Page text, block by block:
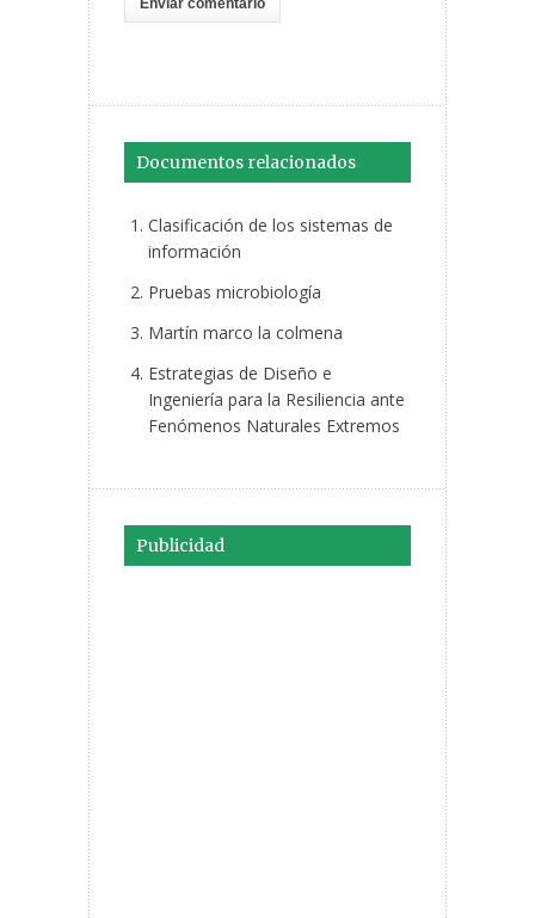
Documentos relacionados
Clasificación de los sistemas de
información
Pruebas microbiología
Martín marco la colmena
Estrategias de Diseño e
Ingeniería para la Resiliencia ante
Fenómenos Naturales Extremos
Publicidad